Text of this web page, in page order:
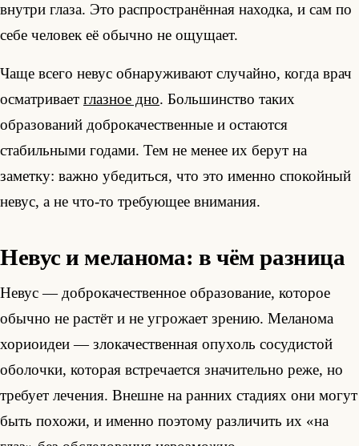
внутри глаза. Это распространённая находка, и сам по
себе человек её обычно не ощущает.
Чаще всего невус обнаруживают случайно, когда врач
осматривает глазное дно. Большинство таких
образований доброкачественные и остаются
стабильными годами. Тем не менее их берут на
заметку: важно убедиться, что это именно спокойный
невус, а не что-то требующее внимания.
Невус и меланома: в чём разница
Невус — доброкачественное образование, которое
обычно не растёт и не угрожает зрению. Меланома
хориоидеи — злокачественная опухоль сосудистой
оболочки, которая встречается значительно реже, но
требует лечения. Внешне на ранних стадиях они могут
быть похожи, и именно поэтому различить их «на